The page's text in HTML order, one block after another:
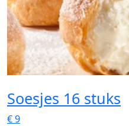
Soesjes 16 stuks
€9